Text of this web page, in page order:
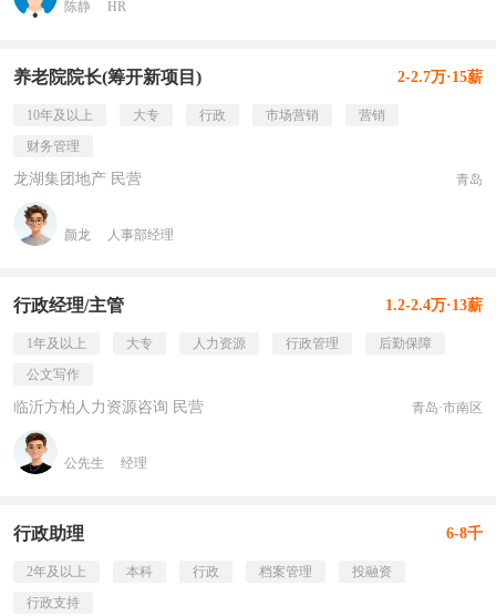
陈静 HR
养老院院长(筹开新项目) 2-2.7万·15薪
10年及以上 大专 行政 市场营销
营销
财务管理
龙湖集团地产 民营 青岛
颜龙 人事部经理
行政经理/主管 1.2-2.4万·13薪
1年及以上 大专 人力资源 行政管理
后勤保障
公文写作
临沂方柏人力资源咨询 民营 青岛·市南区
公先生 经理
行政助理 6-8千
2年及以上 本科 行政 档案管理
投融资
行政支持